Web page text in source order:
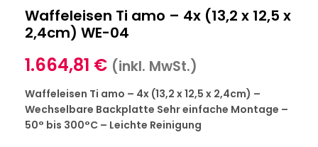
Waffeleisen Ti amo – 4x (13,2 x 12,5 x
2,4cm) WE-04
1.664,81 € (inkl. MwSt.)
Waffeleisen Ti amo – 4x (13,2 x 12,5 x 2,4cm) –
Wechselbare Backplatte Sehr einfache Montage –
50° bis 300°C – Leichte Reinigung